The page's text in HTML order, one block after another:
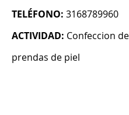
TELÉFONO: 3168789960
ACTIVIDAD: Confeccion
prendas de piel